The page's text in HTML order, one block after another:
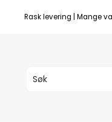
Hopp til innhold
Rask levering | Mange